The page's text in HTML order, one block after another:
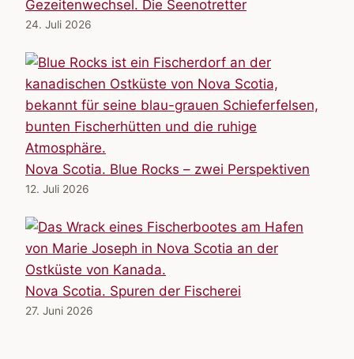
Gezeitenwechsel. Die Seenotretter
24. Juli 2026
Nova Scotia. Blue Rocks – zwei Perspektiven
12. Juli 2026
Nova Scotia. Spuren der Fischerei
27. Juni 2026